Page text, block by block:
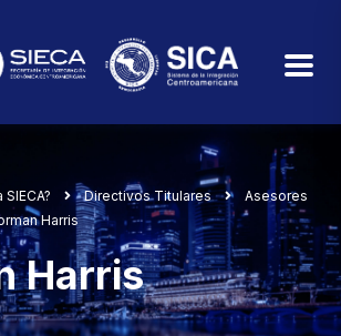
Directivos Titulares
Asesores
Harris
Harris